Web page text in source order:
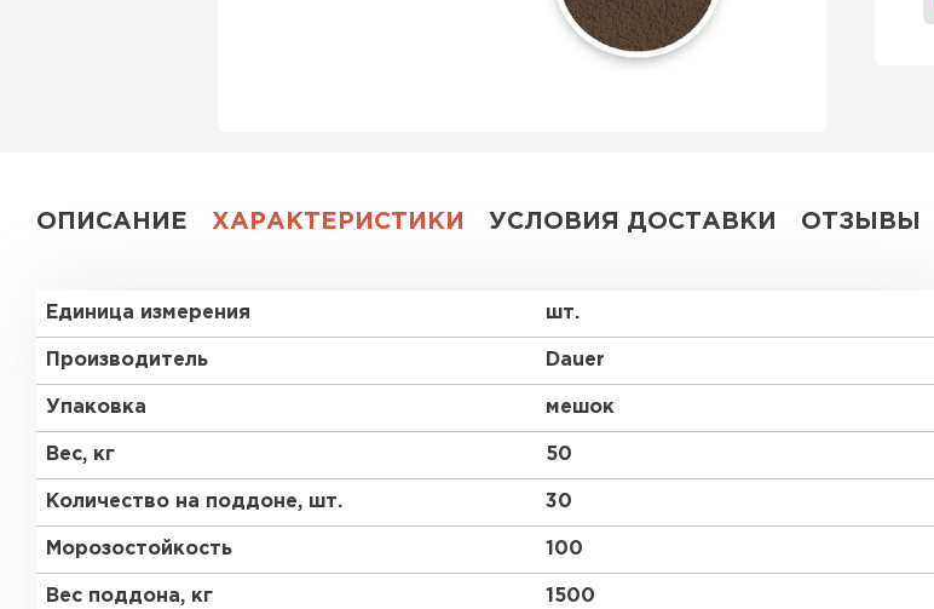
Газобетон Забудова
ОПИСАНИЕ ХАРАКТЕРИСТИКИ УСЛОВИЯ ДОСТАВКИ ОТЗЫВЫ
Единица измерения шт.
Производитель Dauer
Упаковка мешок
Вес, кг 50
Количество на поддоне, шт. 30
Морозостойкость 100
Вес поддона, кг 1500
Газобетон СК
Газобетон (ЕвроАэроБетон)